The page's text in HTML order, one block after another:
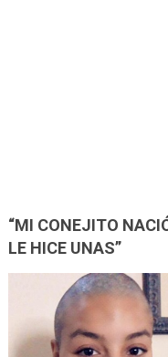
“MI CONEJITO
LE HICE UNAS”